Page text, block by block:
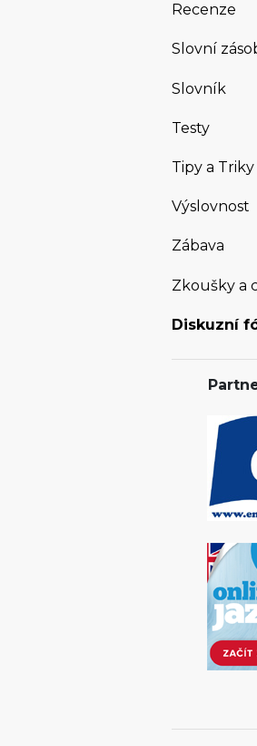
Recenze
Slovní
Slovník
Testy
Tipy a Triky
Výslovnost
Zábava
Zkoušky a
Diskuzní